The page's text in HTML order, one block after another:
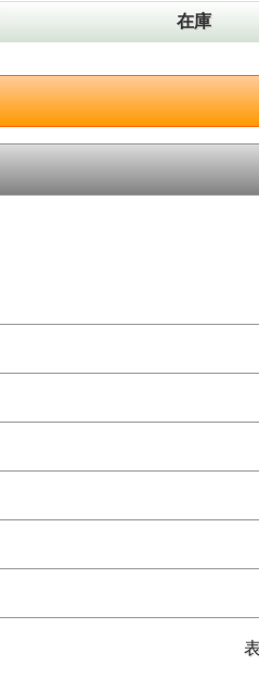
在庫